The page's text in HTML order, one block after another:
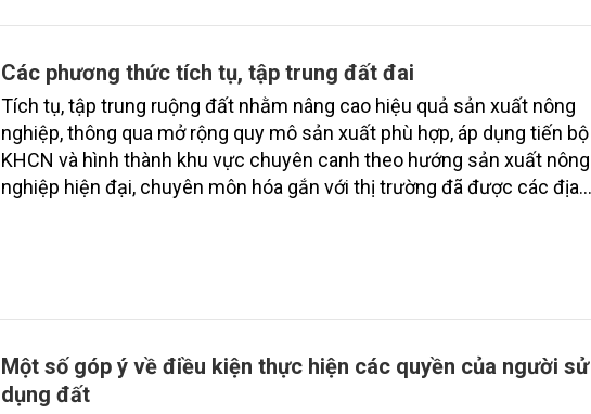
để sàng lọc từng chỉ thị đáp ứng với mục tiêu nghiên cứu.
Các phương thức tích tụ, tập trung đất đai
Tích tụ, tập trung ruộng đất nhằm nâng cao hiệu quả sản xuất nông
nghiệp, thông qua mở rộng quy mô sản xuất phù hợp, áp dụng tiến bộ
KHCN và hình thành khu vực chuyên canh theo hướng sản xuất nông
nghiệp hiện đại, chuyên môn hóa gắn với thị trường đã được các địa
Một số góp ý về điều kiện thực hiện các quyền của người sử
dụng đất